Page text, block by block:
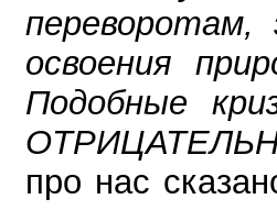
переворотам,
освоения
Подобные
про нас